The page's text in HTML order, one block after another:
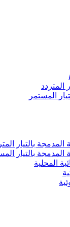
المستمر
بالتيار
بالتيار
المحلية